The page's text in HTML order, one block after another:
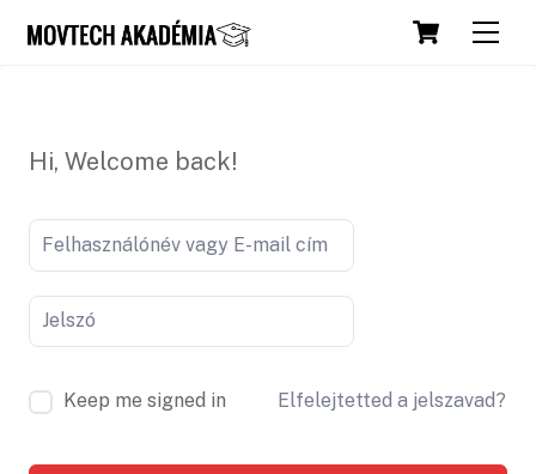
Cart
Hi, Welcome back!
Keep me signed in Elfelejtetted a jelszavad?